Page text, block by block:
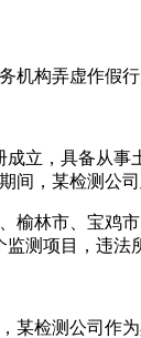
机构弄虚作假
成立，具备从
间，某检测公
榆林市、宝鸡
测项目，违法
某检测公司作